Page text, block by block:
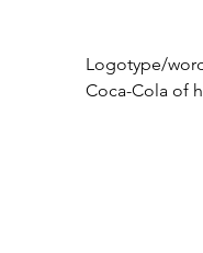
Logotype/
Coca-Cola of